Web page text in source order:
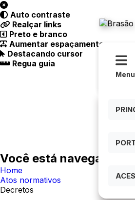
Menu
Auto contraste
Realçar links
Preto e branco
Aumentar espaçamento
Destacando cursor
Regua guia
Você está navegando
Home
Atos normativos
Decretos